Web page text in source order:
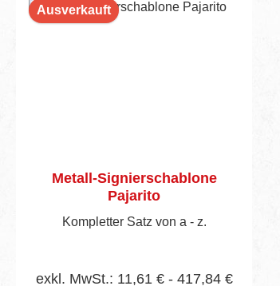
Ausverkauft
Metall-Signierschablone
Pajarito
Kompletter Satz von a - z.
exkl. MwSt.: 11,61 € - 417,84 €